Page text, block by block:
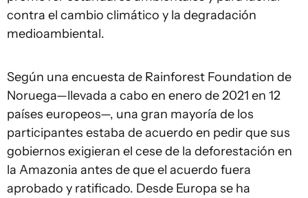
contra el cambio climático y la degradación
medioambiental.
Según una encuesta de Rainforest Foundation de
Noruega—llevada a cabo en enero de 2021 en 12
países europeos—, una gran mayoría de los
participantes estaba de acuerdo en pedir que sus
gobiernos exigieran el cese de la deforestación en
la Amazonia antes de que el acuerdo fuera
aprobado y ratificado. Desde Europa se ha